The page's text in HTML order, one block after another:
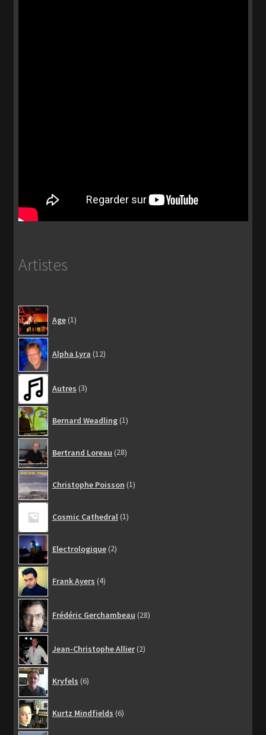
Artistes
Age 1produit
Alpha Lyra 12produits
Autres 3produits
Bernard Weadling 1produit
Bertrand Loreau 28produits
Christophe Poisson 1produit
Cosmic Cathedral 1produit
Electrologique 2produits
Frank Ayers 4produits
Frédéric Gerchambeau 28produits
Jean-Christophe Allier 2produits
Kryfels 6produits
Kurtz Mindfields 6produits